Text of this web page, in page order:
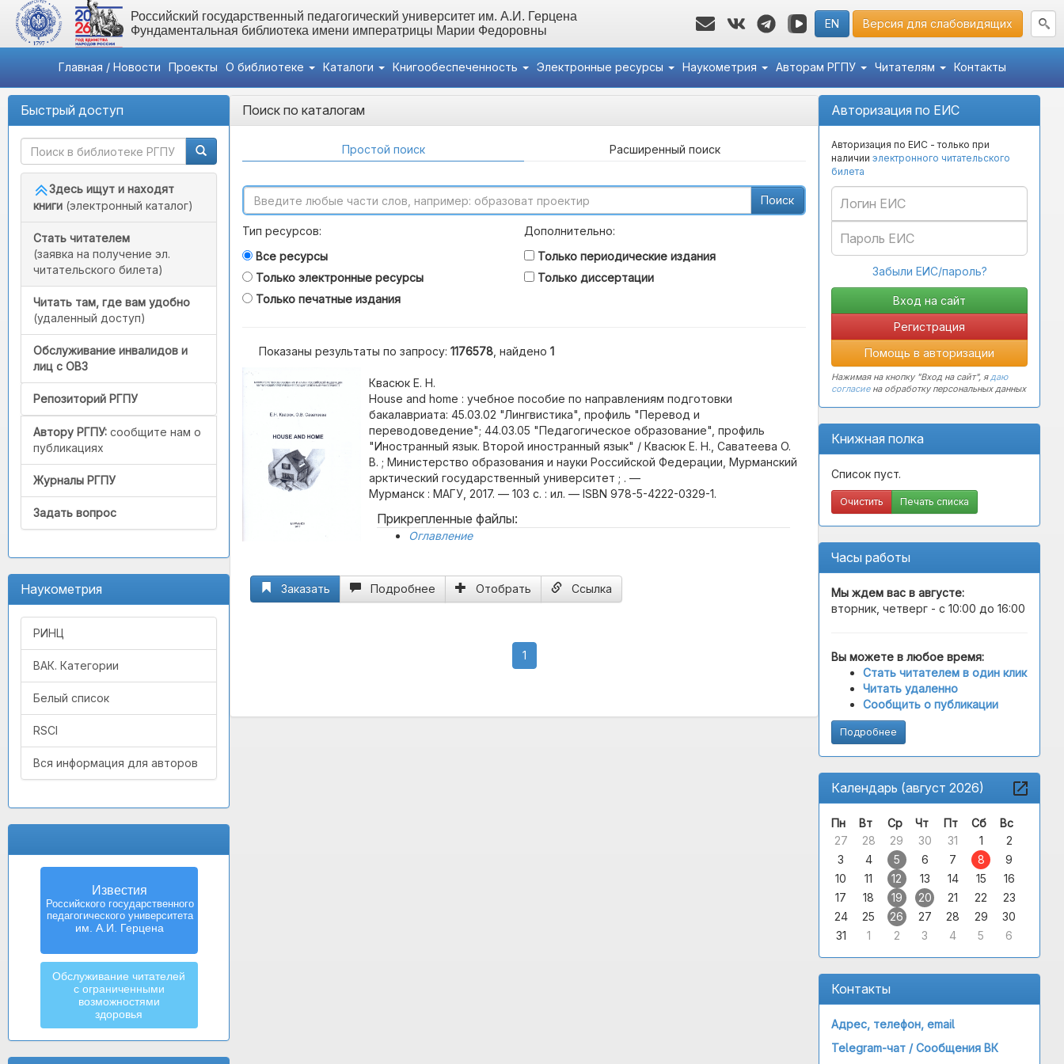
Российский государственный педагогический университет им. А.И. Герцена
Фундаментальная библиотека имени императрицы Марии Федоровны
EN Версия для слабовидящих
Главная / Новости Проекты О библиотеке Каталоги Книгообеспеченность Электронные ресурсы Наукометрия Авторам РГПУ Читателям Контакты
Быстрый доступ
Здесь ищут и находят
книги (электронный каталог)
Стать читателем
(заявка на получение эл.
читательского билета)
Читать там, где вам удобно
(удаленный доступ)
Обслуживание инвалидов и
лиц с ОВЗ
Репозиторий РГПУ
Автору РГПУ: сообщите нам о
публикациях
Журналы РГПУ
Задать вопрос
Наукометрия
РИНЦ
ВАК. Категории
Белый список
RSCI
Вся информация для авторов
Известия
Российского государственного
педагогического университета
им. А.И. Герцена
Обслуживание читателей
с ограниченными
возможностями
здоровья
Авторизация по ЕИС
Авторизация по ЕИС - только при
наличии электронного читательского
билета
Забыли ЕИС/пароль?
Регистрация
Помощь в авторизации
Нажимая на кнопку "Вход на сайт", ядаю
согласиена обработку персональных данных
Книжная полка
Список пуст.
Очистить Печать списка
Часы работы
Мы ждем вас в августе:
вторник, четверг - с 10:00 до 16:00
Вы можете в любое время:
Стать читателем в один клик
Читать удаленно
Сообщить о публикации
Подробнее
Календарь (август 2026)
Пн Вт Ср Чт Пт Сб
Вс
27
28 29 30 31 1
2
3
4 5 6 7 8
9
10
11 12 13 14 15
16
17
18 19 20 21 22
23
24
25 26 27 28 29
30
31
1 2 3 4 5 6
Контакты
Адрес, телефон, email
Telegram-чат /Сообщения ВК
Поиск по каталогам
Простой поиск Расширенный поиск
Поиск
Тип ресурсов:
Все ресурсы
Только электронные ресурсы
Только печатные издания
Дополнительно:
Только периодические издания
Только диссертации
Показаны результаты по запросу: 1176578 , найдено 1
Квасюк Е. Н.
House and home : учебное пособие по направлениям подготовки
бакалавриата: 45.03.02 "Лингвистика", профиль "Перевод и
переводоведение"; 44.03.05 "Педагогическое образование", профиль
"Иностранный язык. Второй иностранный язык" / Квасюк Е. Н., Саватеева О.
В. ; Министерство образования и науки Российской Федерации, Мурманский
арктический государственный университет ; . —
Мурманск : МАГУ, 2017. — 103 с. : ил. — ISBN 978-5-4222-0329-1.
Прикрепленные файлы:
Оглавление
Заказать Подробнее Отобрать Ссылка
1(current)